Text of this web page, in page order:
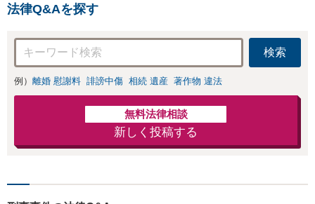
休日対応可】
法律Q&Aを探す
検索
例） 離婚 慰謝料 誹謗中傷 相続 遺産 著作物 違法
無料法律相談
新しく投稿する